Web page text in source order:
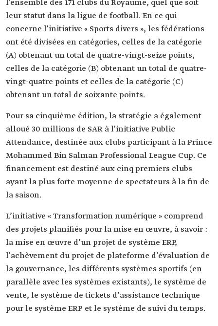
l’ensemble des 171 clubs du Royaume, quel que soit
leur statut dans la ligue de football. En ce qui
concerne l’initiative « Sports divers », les fédérations
ont été divisées en catégories, celles de la catégorie
(A) obtenant un total de quatre-vingt-seize points,
celles de la catégorie (B) obtenant un total de quatre-
vingt-quatre points et celles de la catégorie (C)
obtenant un total de soixante points.
Pour sa cinquième édition, la stratégie a également
alloué 30 millions de SAR à l’initiative Public
Attendance, destinée aux clubs participant à la Prince
Mohammed Bin Salman Professional League Cup. Ce
financement est destiné aux cinq premiers clubs
ayant la plus forte moyenne de spectateurs à la fin de
la saison.
L’initiative « Transformation numérique » comprend
des projets planifiés pour la mise en œuvre, à savoir :
la mise en œuvre d’un projet de système ERP,
l’achèvement du projet de plateforme d’évaluation de
la gouvernance, les différents systèmes sportifs (en
parallèle avec les systèmes existants), le système de
vente, le système de tickets d’assistance technique
pour le système ERP et le système de suivi du temps.